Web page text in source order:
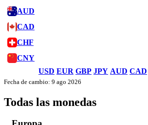
AUD
CAD
CHF
CNY
USD EUR GBP JPY AUD CAD
Fecha de cambio: 9 ago 2026
Todas las monedas